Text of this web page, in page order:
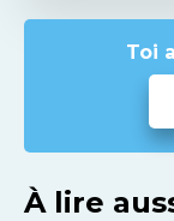
Toi
À lire